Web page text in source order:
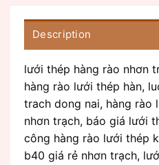
Description
lưới thép hàng rào nhơn
hàng rào lưới thép hàn,
trach dong nai, hàng rào
nhơn trạch, báo giá lưới
công hàng rào lưới thép
b40 giá rẻ nhơn trạch,